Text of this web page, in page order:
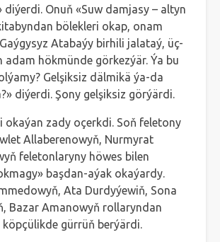
diýerdi. Onuň «Suw damjasy – altyn
bölekleri okap, onam
Atabaýy birhili jalataý, üç-
adam hökmünde görkezýär. Ýa bu
Gelşiksiz dälmikä ýa-da
diýerdi. Şony gelşiksiz görýärdi.
okaýan zady oçerkdi. Soň feletony
Allaberenowyň, Nurmyrat
feletonlaryny höwes bilen
başdan-aýak okaýardy.
Ata Durdyýewiň, Sona
Bazar Amanowyň rollaryndan
gürrüň berýärdi.